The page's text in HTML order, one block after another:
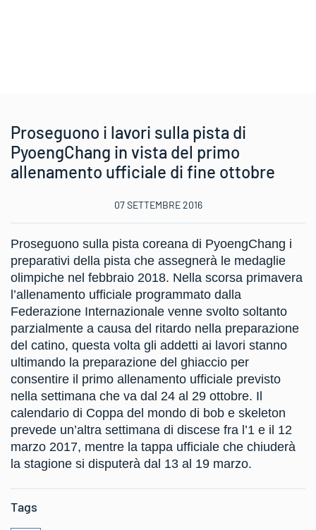
Proseguono i lavori sulla pista di
PyoengChang in vista del primo
allenamento ufficiale di fine ottobre
07 SETTEMBRE 2016
Proseguono sulla pista coreana di PyoengChang i
preparativi della pista che assegnerà le medaglie
olimpiche nel febbraio 2018. Nella scorsa primavera
l’allenamento ufficiale programmato dalla
Federazione Internazionale venne svolto soltanto
parzialmente a causa del ritardo nella preparazione
del catino, questa volta gli addetti ai lavori stanno
ultimando la preparazione del ghiaccio per
consentire il primo allenamento ufficiale previsto
nella settimana che va dal 24 al 29 ottobre. Il
calendario di Coppa del mondo di bob e skeleton
prevede un’altra settimana di discese fra l’1 e il 12
marzo 2017, mentre la tappa ufficiale che chiuderà
la stagione si disputerà dal 13 al 19 marzo.
Tags